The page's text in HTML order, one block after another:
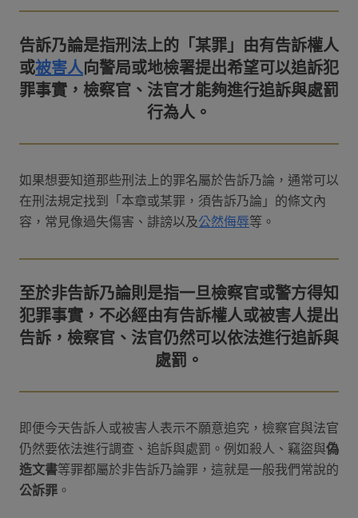
告訴乃論是指刑法上的「某罪」由有告訴權人
或被害人向警局或地檢署提出希望可以追訴犯
罪事實，檢察官、法官才能夠進行追訴與處罰
如果想要知道那些刑法上的罪名屬於告訴乃論，通常可以
在刑法規定找到「本章或某罪，須告訴乃論」的條文內
容，常見像過失傷害、誹謗以及公然侮辱等。
至於非告訴乃論則是指一旦檢察官或警方得知
犯罪事實，不必經由有告訴權人或被害人提出
告訴，檢察官、法官仍然可以依法進行追訴與
即便今天告訴人或被害人表示不願意追究，檢察官與法官
仍然要依法進行調查、追訴與處罰。例如殺人、竊盜與偽
造文書等罪都屬於非告訴乃論罪，這就是一般我們常說的
公訴罪 。